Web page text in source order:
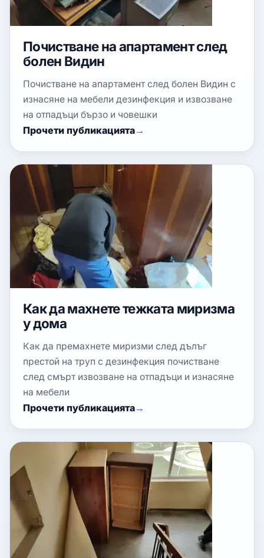
Почистване на апартамент след
болен Видин
Почистване на апартамент след болен Видин с
изнасяне на мебели дезинфекция и извозване
на отпадъци бързо и човешки
Прочети публикацията
Как да махнете тежката миризма
у дома
Как да премахнете миризми след дълъг
престой на труп с дезинфекция почистване
след смърт извозване на отпадъци и изнасяне
на мебели
Прочети публикацията